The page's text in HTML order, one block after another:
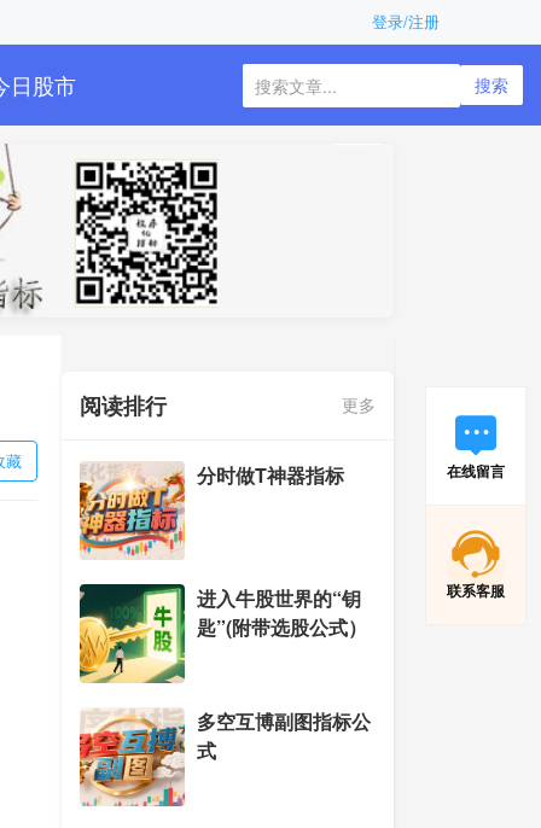
登录/注册
日股市 搜索
藏
阅读排行 更多
分时做T神器指标
进入牛股世界的“钥
匙”(附带选股公式）
多空互博副图指标公
式
在线留言
联系客服